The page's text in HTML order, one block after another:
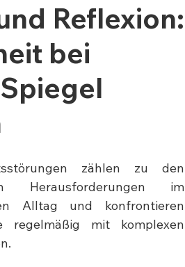
Reflexion:
bei
zählen zu den
Herausforderungen im
Alltag und konfrontieren
regelmäßig mit komplexen